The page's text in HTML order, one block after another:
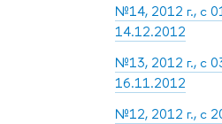
№14, 2012 г., с
14.12.2012
№13, 2012 г., с
16.11.2012
№12, 2012 г., с